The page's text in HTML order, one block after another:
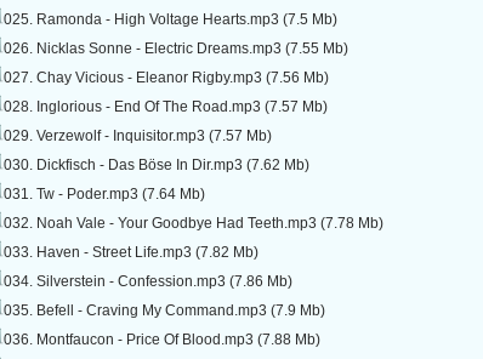
025. Ramonda - High Voltage Hearts.mp3 (7.5 Mb)
026. Nicklas Sonne - Electric Dreams.mp3 (7.55 Mb)
027. Chay Vicious - Eleanor Rigby.mp3 (7.56 Mb)
028. Inglorious - End Of The Road.mp3 (7.57 Mb)
029. Verzewolf - Inquisitor.mp3 (7.57 Mb)
030. Dickfisch - Das Böse In Dir.mp3 (7.62 Mb)
031. Tw - Poder.mp3 (7.64 Mb)
032. Noah Vale - Your Goodbye Had Teeth.mp3 (7.78 Mb)
033. Haven - Street Life.mp3 (7.82 Mb)
034. Silverstein - Confession.mp3 (7.86 Mb)
035. Befell - Craving My Command.mp3 (7.9 Mb)
036. Montfaucon - Price Of Blood.mp3 (7.88 Mb)